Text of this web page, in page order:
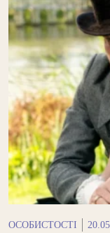
ОСОБИСТОСТІ